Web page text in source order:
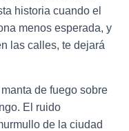
historia cuando el
menos esperada, y
las calles, te dejará
de fuego sobre
El ruido
de la ciudad